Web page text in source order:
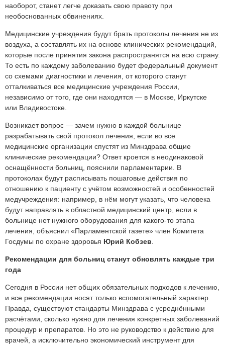
наоборот, станет легче доказать свою правоту при
необоснованных обвинениях.
Медицинские учреждения будут брать протоколы лечения не из
воздуха, а составлять их на основе клинических рекомендаций,
которые после принятия закона распространятся на всю страну.
То есть по каждому заболеванию будет федеральный документ
со схемами диагностики и лечения, от которого станут
отталкиваться все медицинские учреждения России,
независимо от того, где они находятся — в Москве, Иркутске
или Владивостоке.
Возникает вопрос — зачем нужно в каждой больнице
разрабатывать свой протокол лечения, если во все
медицинские организации спустят из Минздрава общие
клинические рекомендации? Ответ кроется в неодинаковой
оснащённости больниц, пояснили парламентарии. В
протоколах будут расписывать пошаговые действия по
отношению к пациенту с учётом возможностей и особенностей
медучреждения: например, в нём могут указать, что человека
будут направлять в областной медицинский центр, если в
больнице нет нужного оборудования для какого-то этапа
лечения, объяснил «Парламентской газете» член Комитета
Госдумы по охране здоровья Юрий Кобзев
Рекомендации для больниц станут обновлять каждые три
года
Сегодня в России нет общих обязательных подходов к лечению,
и все рекомендации носят только вспомогательный характер.
Правда, существуют стандарты Минздрава с усреднёнными
расчётами, сколько нужно для лечения конкретных заболеваний
процедур и препаратов. Но это не руководство к действию для
врачей, а исключительно экономический инструмент для